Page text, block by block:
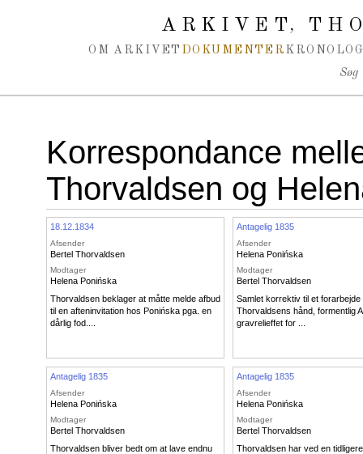
ARKIVET,
OM ARKIVET DOKUMENTER
Søg
Korrespondance
Thorvaldsen og
18.12.1834
Afsender
Bertel Thorvaldsen
Modtager
Helena Ponińska
Thorvaldsen beklager at måtte melde afbud
til en afteninvitation hos Ponińska pga. en
dårlig fod....
Antagelig 1835
Afsender
Helena Ponińska
Modtager
Bertel Thorvaldsen
Samlet korrektiv til et forarbejde
Thorvaldsens hånd, formentlig
gravrelieffet for ...
Antagelig 1835
Afsender
Helena Ponińska
Modtager
Bertel Thorvaldsen
Thorvaldsen bliver bedt om at lave endnu
Antagelig 1835
Afsender
Helena Ponińska
Modtager
Bertel Thorvaldsen
Thorvaldsen har ved en